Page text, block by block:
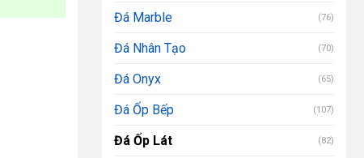
Đá Marble (76)
Đá Nhân Tạo (70)
Đá Onyx (65)
Đá Ốp Bếp (107)
Đá Ốp Lát (82)